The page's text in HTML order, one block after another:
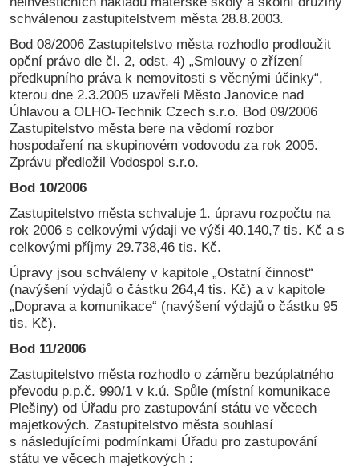
schválenou zastupitelstvem města 28.8.2003.
Bod 08/2006 Zastupitelstvo města rozhodlo prodloužit
opční právo dle čl. 2, odst. 4) „Smlouvy o zřízení
předkupního práva k nemovitosti s věcnými účinky“,
kterou dne 2.3.2005 uzavřeli Město Janovice nad
Úhlavou a OLHO-Technik Czech s.r.o. Bod 09/2006
Zastupitelstvo města bere na vědomí rozbor
hospodaření na skupinovém vodovodu za rok 2005.
Zprávu předložil Vodospol s.r.o.
Bod 10/2006
Zastupitelstvo města schvaluje 1. úpravu rozpočtu na
rok 2006 s celkovými výdaji ve výši 40.140,7 tis. Kč a s
celkovými příjmy 29.738,46 tis. Kč.
Úpravy jsou schváleny v kapitole „Ostatní činnost“
(navýšení výdajů o částku 264,4 tis. Kč) a v kapitole
„Doprava a komunikace“ (navýšení výdajů o částku 95
tis. Kč).
Bod 11/2006
Zastupitelstvo města rozhodlo o záměru bezúplatného
převodu p.p.č. 990/1 v k.ú. Spůle (místní komunikace
Plešiny) od Úřadu pro zastupování státu ve věcech
majetkových. Zastupitelstvo města souhlasí
s následujícími podmínkami Úřadu pro zastupování
státu ve věcech majetkových :